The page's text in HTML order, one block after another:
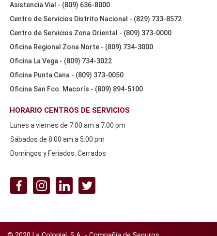
Asistencia Vial - (809) 636-8000
Centro de Servicios Distrito Nacional - (829) 733-8572
Centro de Servicios Zona Oriental - (809) 373-0000
Oficina Regional Zona Norte - (809) 734-3000
Oficina La Vega - (809) 734-3022
Oficina Punta Cana - (809) 373-0050
Oficina San Fco. Macorís - (809) 894-5100
HORARIO CENTROS DE SERVICIOS
Lunes a viernes de 7:00 am a 7:00 pm
Sábados de 8:00 am a 5:00 pm
Domingos y Feriados: Cerrados
REDES
SOCIALES